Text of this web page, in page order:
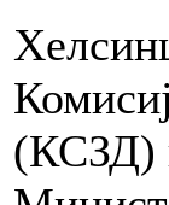
(КСЗД)